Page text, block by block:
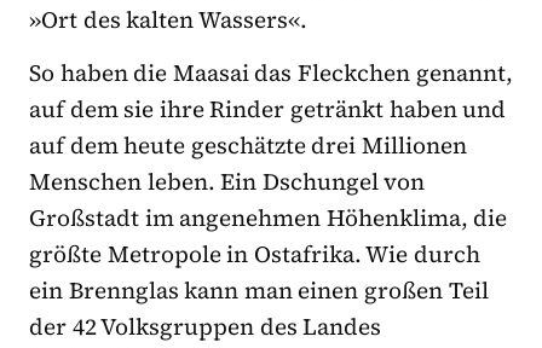
»Ort des kalten Wassers«.
So haben die Maasai das Fleckchen genannt,
auf dem sie ihre Rinder getränkt haben und
auf dem heute geschätzte drei Millionen
Menschen leben. Ein Dschungel von
Großstadt im angenehmen Höhenklima, die
größte Metropole in Ostafrika. Wie durch
ein Brennglas kann man einen großen Teil
der 42 Volksgruppen des Landes